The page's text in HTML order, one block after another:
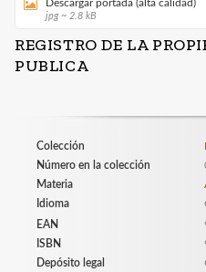
Descargar portada (alta calidad)
jpg ~ 2.8 kB
REGISTRO DE LA
PUBLICA
Colección
Número en la colección
Materia
Idioma
EAN
ISBN
Depósito legal